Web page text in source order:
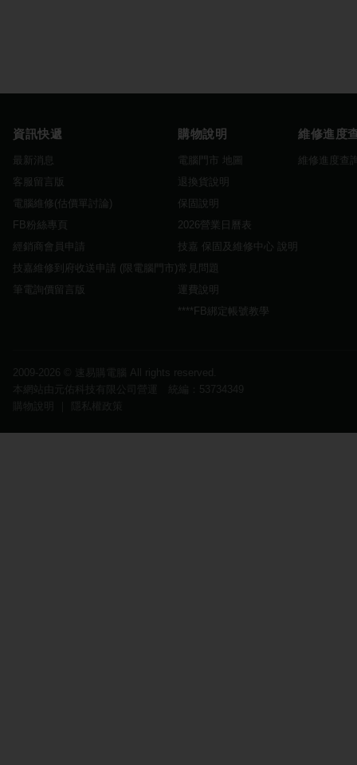
資訊快遞
最新消息
客服留言版
電腦維修(估價單討論)
FB粉絲專頁
經銷商會員申請
技嘉維修到府收送申請 (限電腦門市)
筆電詢價留言版
購物說明
電腦門市 地圖
退換貨說明
保固說明
2026營業日曆表
技嘉 保固及維修中心 說明
常見問題
運費說明
****FB綁定帳號教學
維修進度
維修進度查